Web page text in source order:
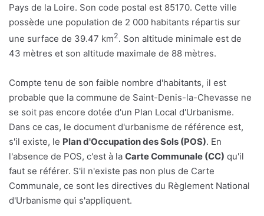
Pays de la Loire. Son code postal est 85170. Cette ville
possède une population de 2 000 habitants répartis sur
une surface de 39.47 km2. Son altitude minimale est de
43 mètres et son altitude maximale de 88 mètres.
Compte tenu de son faible nombre d'habitants, il est
probable que la commune de Saint-Denis-la-Chevasse ne
se soit pas encore dotée d'un Plan Local d'Urbanisme.
Dans ce cas, le document d'urbanisme de référence est,
s'il existe, le Plan d'Occupation des Sols (POS). En
l'absence de POS, c'est à la Carte Communale (CC) qu'il
faut se référer. S'il n'existe pas non plus de Carte
Communale, ce sont les directives du Règlement National
d'Urbanisme qui s'appliquent.